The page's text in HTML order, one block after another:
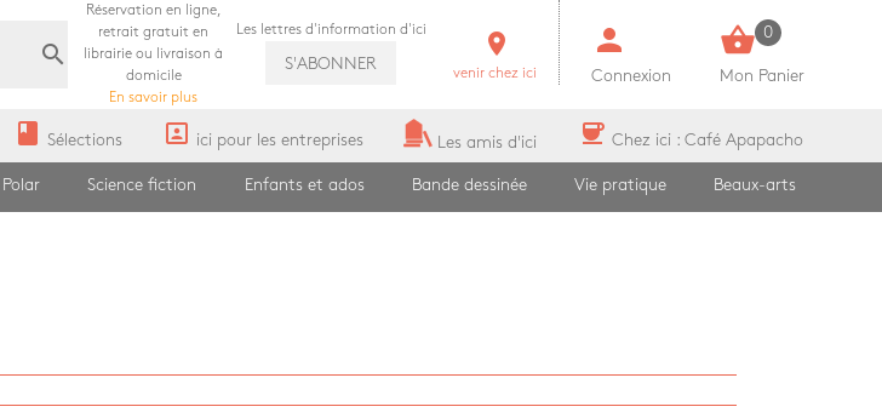
search
Réservation en ligne,
retrait gratuit en
librairie ou livraison à
domicile
En savoir plus
Les lettres d'information d'ici
S'ABONNER
room
venir chez ici
person
Connexion
shopping_basket 0
Mon Panier
book Sélections portrait ici pour les entreprises Les amis d'ici coffee Chez ici : Café Apapacho
Polar Science fiction Enfants et ados Bande dessinée Vie pratique Beaux-arts